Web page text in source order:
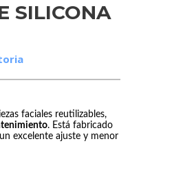
NOVAX
GUANTE
SILICONA
faciales reutilizables,
. Está fabricado
excelente ajuste y menor